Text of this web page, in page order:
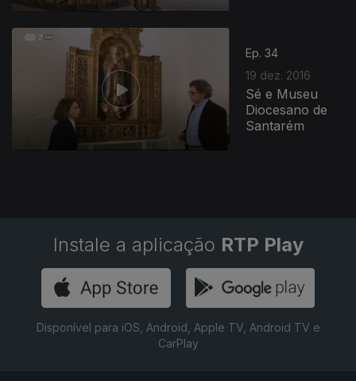
Ep. 34
19 dez. 2016
Sé e Museu
Diocesano de
Santarém
Instale a aplicação RTP Play
Disponível para iOS, Android, Apple TV, Android TV e
CarPlay